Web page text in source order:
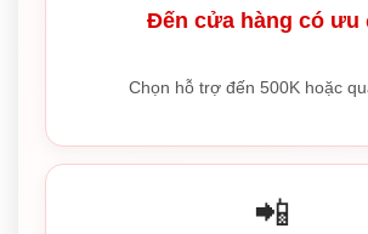
Đến cửa hàng có ưu
Chọn hỗ trợ đến 500K hoặc
📲